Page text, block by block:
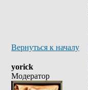
Вернуться к началу
yorick
Модератор